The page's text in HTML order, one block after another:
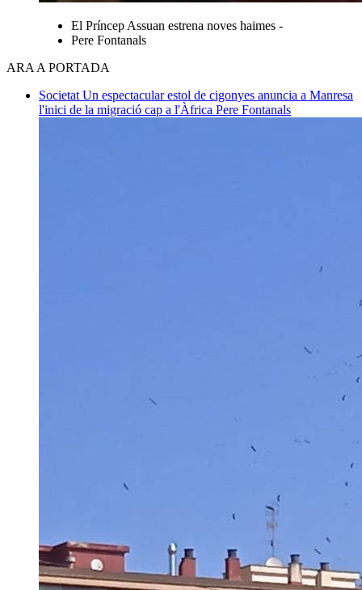
El Príncep Assuan estrena noves haimes -
Pere Fontanals
ARA A PORTADA
Societat Un espectacular estol de cigonyes anuncia a Manresa
l'inici de la migració cap a l'Àfrica Pere Fontanals